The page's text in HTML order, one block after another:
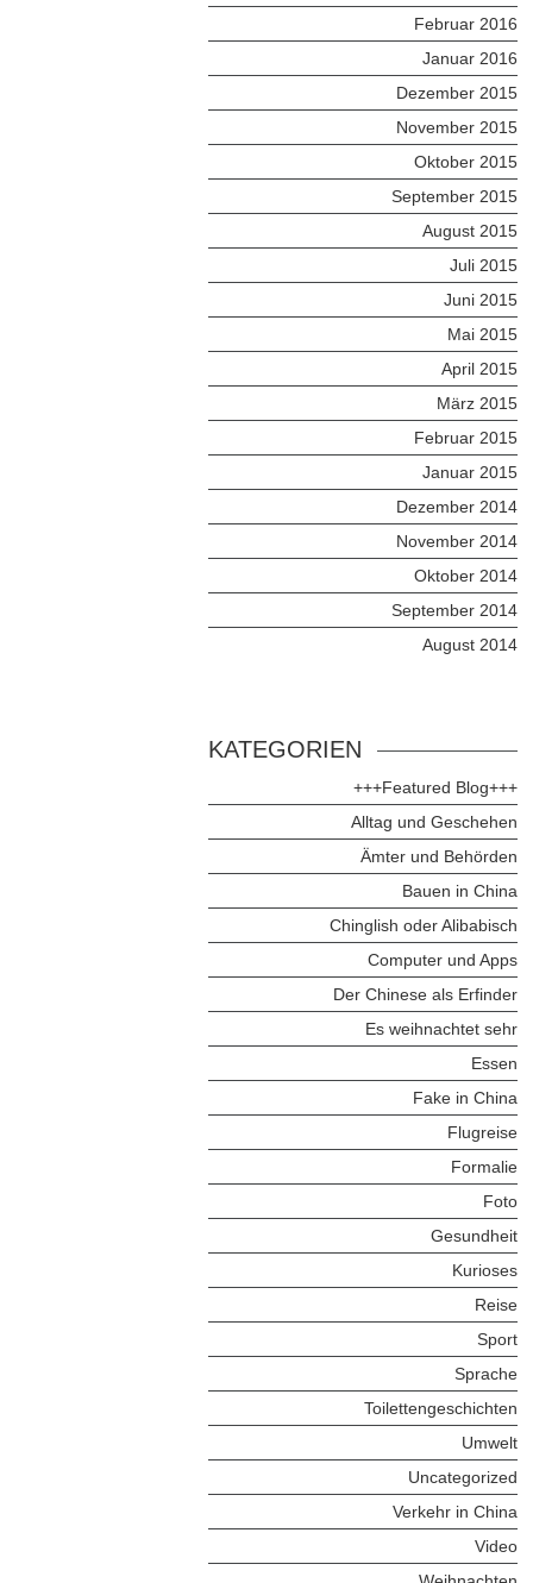
Februar 2016
Januar 2016
Dezember 2015
November 2015
Oktober 2015
September 2015
August 2015
Juli 2015
Juni 2015
Mai 2015
April 2015
März 2015
Februar 2015
Januar 2015
Dezember 2014
November 2014
Oktober 2014
September 2014
August 2014
KATEGORIEN
+++Featured Blog+++
Alltag und Geschehen
Ämter und Behörden
Bauen in China
Chinglish oder Alibabisch
Computer und Apps
Der Chinese als Erfinder
Es weihnachtet sehr
Essen
Fake in China
Flugreise
Formalie
Foto
Gesundheit
Kurioses
Reise
Sport
Sprache
Toilettengeschichten
Umwelt
Uncategorized
Verkehr in China
Video